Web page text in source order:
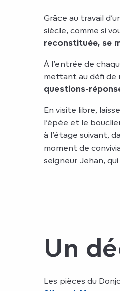
Grâce au travail
siècle, comme si
reconstituée, se
À l’entrée de
mettant au défi de
questions-
En visite libre,
l’épée et le
à l’étage suivant,
moment de
seigneur Jehan,
Un
Les pièces du